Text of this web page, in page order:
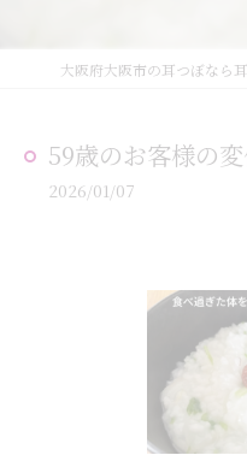
59歳のお客様の変
2026/01/07